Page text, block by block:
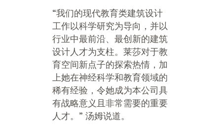
“我们的现代教育类建筑设计
工作以科学研究为导向，并以
行业中最前沿、最创新的建筑
设计人才为支柱。莱莎对于教
育空间新点子的探索热情，加
上她在神经科学和教育领域的
稀有经验，令她成为本公司具
有战略意义且非常需要的重要
人才。” 汤姆说道。